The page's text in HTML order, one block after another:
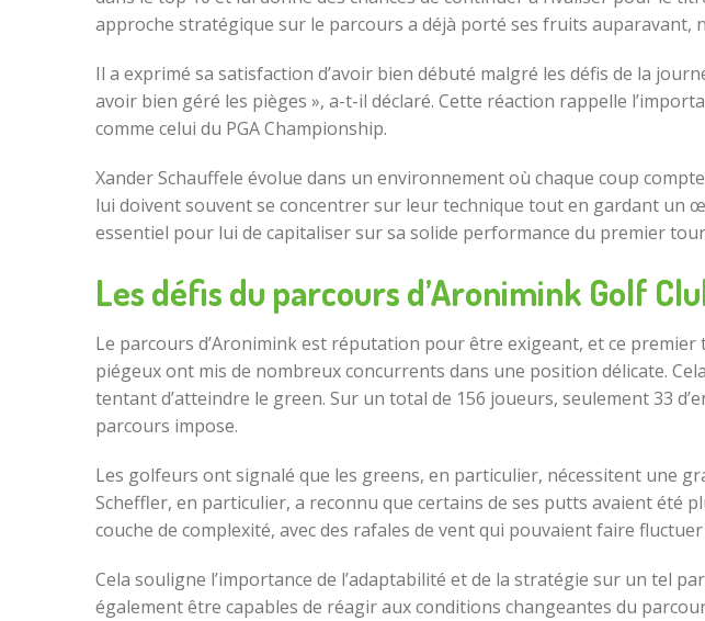
approche stratégique sur le parcours a déjà porté ses fruits auparavant,
Il a exprimé sa satisfaction d’avoir bien débuté malgré les défis de la
avoir bien géré les pièges », a-t-il déclaré. Cette réaction rappelle
comme celui du PGA Championship.
Xander Schauffele évolue dans un environnement où chaque coup
lui doivent souvent se concentrer sur leur technique tout en gardant un
essentiel pour lui de capitaliser sur sa solide performance du premier
Les défis du parcours d’Aronimink Golf
Le parcours d’Aronimink est réputation pour être exigeant, et ce
piégeux ont mis de nombreux concurrents dans une position délicate.
tentant d’atteindre le green. Sur un total de 156 joueurs, seulement 33
parcours impose.
Les golfeurs ont signalé que les greens, en particulier, nécessitent une
Scheffler, en particulier, a reconnu que certains de ses putts avaient été
couche de complexité, avec des rafales de vent qui pouvaient faire
Cela souligne l’importance de l’adaptabilité et de la stratégie sur un tel
également être capables de réagir aux conditions changeantes du